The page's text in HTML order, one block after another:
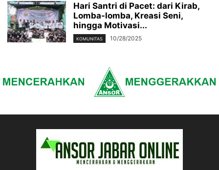
Hari Santri di Pacet: dari Kirab,
Lomba-lomba, Kreasi Seni,
hingga Motivasi...
KOMUNITAS 10/28/2025